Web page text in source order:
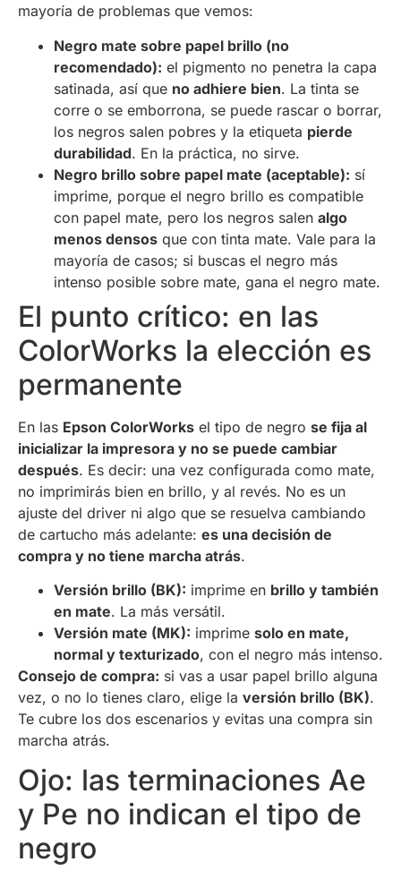
mayoría de problemas que vemos:
Negro mate sobre papel brillo (no
recomendado): el pigmento no penetra la capa
satinada, así que no adhiere bien. La tinta se
corre o se emborrona, se puede rascar o borrar,
los negros salen pobres y la etiqueta pierde
durabilidad. En la práctica, no sirve.
Negro brillo sobre papel mate (aceptable): sí
imprime, porque el negro brillo es compatible
con papel mate, pero los negros salen algo
menos densos que con tinta mate. Vale para la
mayoría de casos; si buscas el negro más
intenso posible sobre mate, gana el negro mate.
El punto crítico: en las
ColorWorks la elección es
permanente
En las Epson ColorWorks el tipo de negro se fija al
inicializar la impresora y no se puede cambiar
después. Es decir: una vez configurada como mate,
no imprimirás bien en brillo, y al revés. No es un
ajuste del driver ni algo que se resuelva cambiando
de cartucho más adelante: es una decisión de
compra y no tiene marcha atrás.
Versión brillo (BK): imprime en brillo y también
en mate. La más versátil.
Versión mate (MK): imprime solo en mate,
normal y texturizado, con el negro más intenso.
Consejo de compra: si vas a usar papel brillo alguna
vez, o no lo tienes claro, elige la versión brillo (BK).
Te cubre los dos escenarios y evitas una compra sin
marcha atrás.
Ojo: las terminaciones Ae
y Pe no indican el tipo de
negro